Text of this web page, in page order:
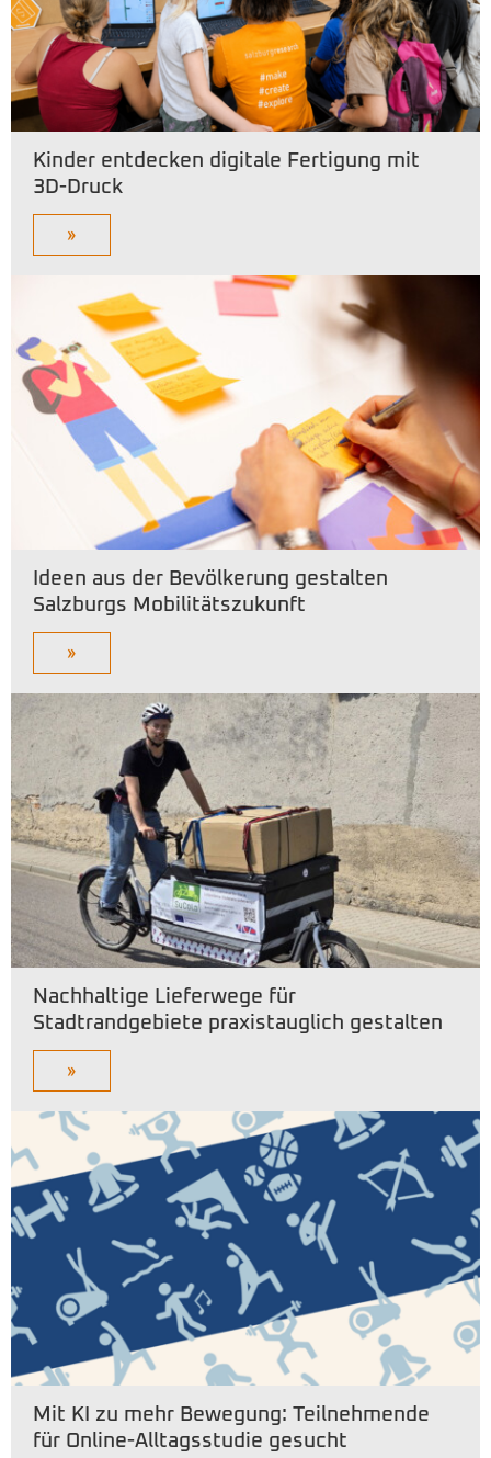
Kinder entdecken digitale Fertigung mit
3D-Druck
»
Ideen aus der Bevölkerung gestalten
Salzburgs Mobilitätszukunft
»
Nachhaltige Lieferwege für
Stadtrandgebiete praxistauglich gestalten
»
Mit KI zu mehr Bewegung: Teilnehmende
für Online-Alltagsstudie gesucht